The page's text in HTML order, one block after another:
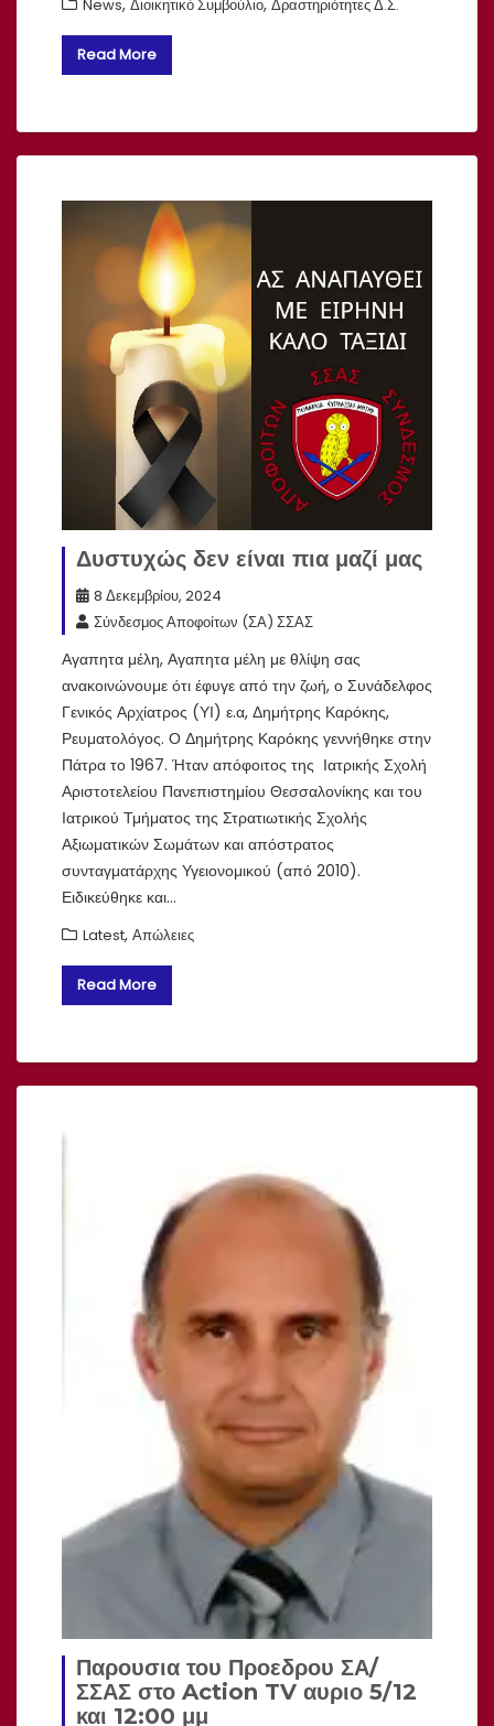
News Διοικητικό Συμβούλιο Δραστηριότητες Δ.Σ.
Read More
Δυστυχώς δεν είναι πια μαζί μας
8 Δεκεμβρίου, 2024
Σύνδεσμος Αποφοίτων (ΣΑ) ΣΣΑΣ
Αγαπητα μέλη, Αγαπητα μέλη με θλίψη σας
ανακοινώνουμε ότι έφυγε από την ζωή, ο Συνάδελφος
Γενικός Αρχίατρος (ΥΙ) ε.α, Δημήτρης Καρόκης,
Ρευματολόγος. Ο Δημήτρης Καρόκης γεννήθηκε στην
Πάτρα το 1967. Ήταν απόφοιτος της Ιατρικής Σχολή
Αριστοτελείου Πανεπιστημίου Θεσσαλονίκης και του
Ιατρικού Τμήματος της Στρατιωτικής Σχολής
Αξιωματικών Σωμάτων και απόστρατος
συνταγματάρχης Υγειονομικού (από 2010).
Ειδικεύθηκε και…
Latest, Απώλειες
Read More
Παρουσια του Προεδρου ΣΑ/
ΣΣΑΣ στο Action TV αυριο 5/12
και 12:00 μμ